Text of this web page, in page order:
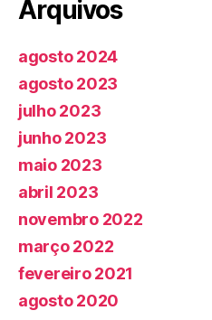
Arquivos
agosto 2024
agosto 2023
julho 2023
junho 2023
maio 2023
abril 2023
novembro 2022
março 2022
fevereiro 2021
agosto 2020